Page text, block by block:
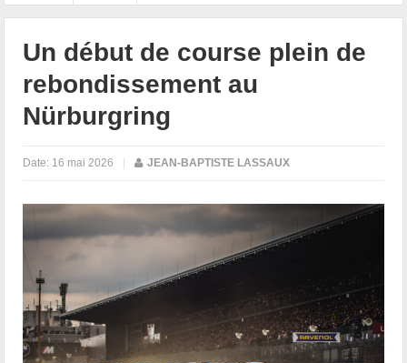
Un début de course plein de
rebondissement au
Nürburgring
Date: 16 mai 2026 | JEAN-BAPTISTE LASSAUX